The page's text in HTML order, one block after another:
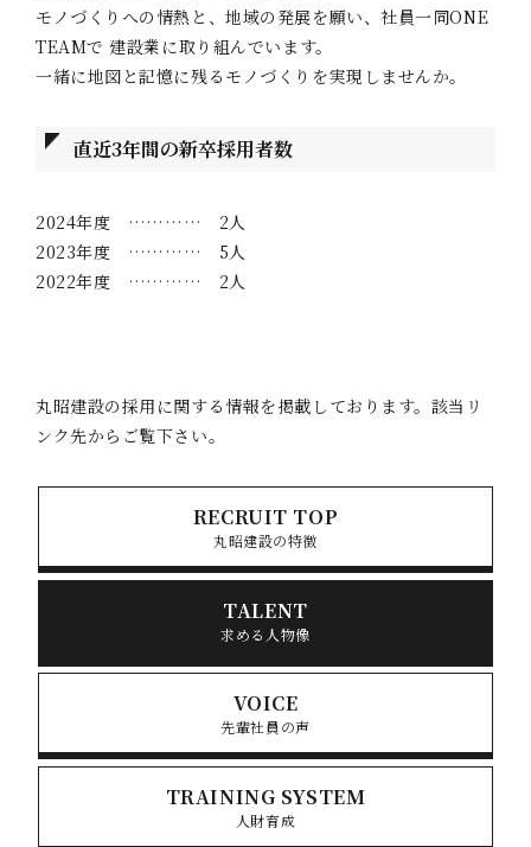
モノづくりへの情熱と、地域の発展を願い、社員一同ONE
TEAMで 建設業に取り組んでいます。
一緒に地図と記憶に残るモノづくりを実現しませんか。
直近3年間の新卒採用者数
2024年度 ………… 2人
2023年度 ………… 5人
2022年度 ………… 2人
丸昭建設の採用に関する情報を掲載しております。該当リ
ンク先からご覧下さい。
RECRUIT TOP
丸昭建設の特徴
TALENT
求める人物像
VOICE
先輩社員の声
TRAINING SYSTEM
人財育成